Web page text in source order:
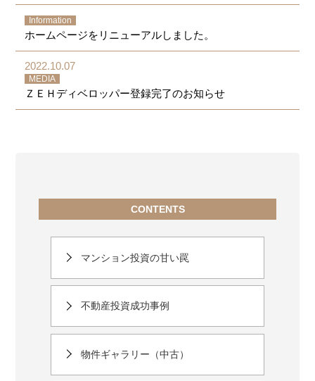
Information
ホームページをリニューアルしました。
2022.10.07
MEDIA
ＺＥＨディベロッパー登録完了のお知らせ
CONTENTS
マンション投資の甘い罠
不動産投資成功事例
物件ギャラリー（中古）